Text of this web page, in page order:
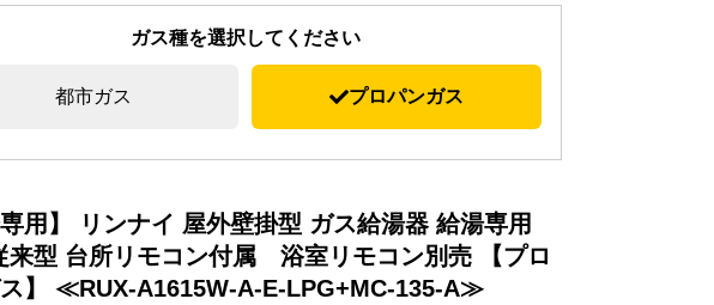
ガス種を選択してください
都市ガス プロパンガス
専用】 リンナイ 屋外壁掛型 ガス給湯器 給湯専用
来型 台所リモコン付属 浴室リモコン別売 【プロ
】 ≪RUX-A1615W-A-E-LPG+MC-135-A≫